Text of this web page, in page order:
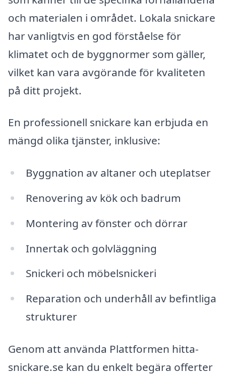
och materialen i området. Lokala snickare
har vanligtvis en god förståelse för
klimatet och de byggnormer som gäller,
vilket kan vara avgörande för kvaliteten
på ditt projekt.
En professionell snickare kan erbjuda en
mängd olika tjänster, inklusive:
Byggnation av altaner och uteplatser
Renovering av kök och badrum
Montering av fönster och dörrar
Innertak och golvläggning
Snickeri och möbelsnickeri
Reparation och underhåll av befintliga
strukturer
Genom att använda Plattformen hitta-
snickare.se kan du enkelt begära offerter